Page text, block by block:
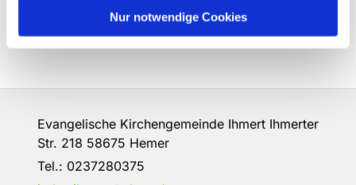
Nur notwendige Cookies
Evangelische Kirchengemeinde Ihmert Ihmerter
Str. 218 58675 Hemer
Tel.: 0237280375